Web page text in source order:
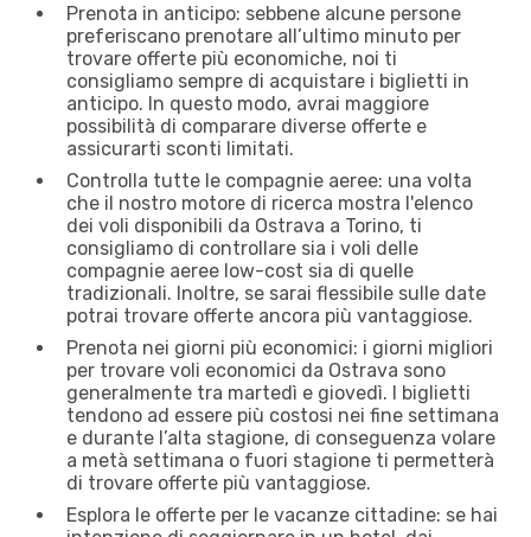
Prenota in anticipo: sebbene alcune persone
preferiscano prenotare all’ultimo minuto per
trovare offerte più economiche, noi ti
consigliamo sempre di acquistare i biglietti in
anticipo. In questo modo, avrai maggiore
possibilità di comparare diverse offerte e
assicurarti sconti limitati.
Controlla tutte le compagnie aeree: una volta
che il nostro motore di ricerca mostra l'elenco
dei voli disponibili da Ostrava a Torino, ti
consigliamo di controllare sia i voli delle
compagnie aeree low-cost sia di quelle
tradizionali. Inoltre, se sarai flessibile sulle date
potrai trovare offerte ancora più vantaggiose.
Prenota nei giorni più economici: i giorni migliori
per trovare voli economici da Ostrava sono
generalmente tra martedì e giovedì. I biglietti
tendono ad essere più costosi nei fine settimana
e durante l’alta stagione, di conseguenza volare
a metà settimana o fuori stagione ti permetterà
di trovare offerte più vantaggiose.
Esplora le offerte per le vacanze cittadine: se hai